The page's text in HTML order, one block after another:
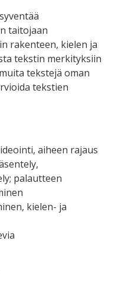
taitojaan
rakenteen, kielen ja
tekstin merkityksiin
tekstejä oman
tekstien
aiheen rajaus
palautteen
kielen- ja